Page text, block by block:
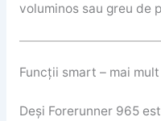
voluminos sau greu de
Funcții smart – mai
Deși Forerunner 965